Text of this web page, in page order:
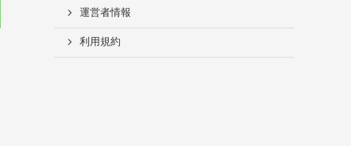
運営者情報
利用規約